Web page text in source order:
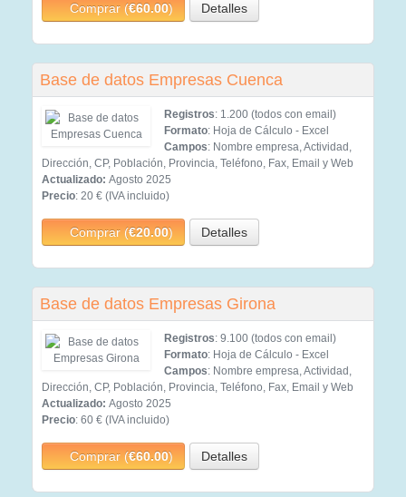
Comprar (€60.00) Detalles
Base de datos Empresas Cuenca
Registros: 1.200 (todos con email)
Formato: Hoja de Cálculo - Excel
Campos: Nombre empresa, Actividad,
Dirección, CP, Población, Provincia, Teléfono, Fax, Email y Web
Actualizado: Agosto 2025
Precio: 20 € (IVA incluido)
Comprar (€20.00) Detalles
Base de datos Empresas Girona
Registros: 9.100 (todos con email)
Formato: Hoja de Cálculo - Excel
Campos: Nombre empresa, Actividad,
Dirección, CP, Población, Provincia, Teléfono, Fax, Email y Web
Actualizado: Agosto 2025
Precio: 60 € (IVA incluido)
Comprar (€60.00) Detalles